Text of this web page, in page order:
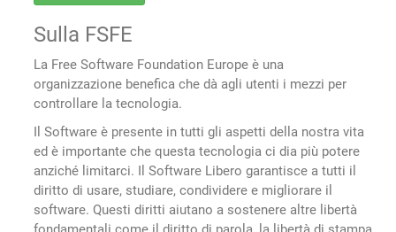
Sulla FSFE
La Free Software Foundation Europe è una
organizzazione benefica che dà agli utenti i mezzi per
controllare la tecnologia.
Il Software è presente in tutti gli aspetti della nostra vita
ed è importante che questa tecnologia ci dia più potere
anziché limitarci. Il Software Libero garantisce a tutti il
diritto di usare, studiare, condividere e migliorare il
software. Questi diritti aiutano a sostenere altre libertà